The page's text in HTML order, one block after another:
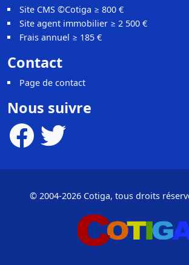
Site CMS ©Cotiga ≥ 800 €
Site agent immobilier ≥ 2 500 €
Frais annuel ≥ 185 €
Contact
Page de contact
Nous suivre
© 2004-2026 Cotiga, tous droits